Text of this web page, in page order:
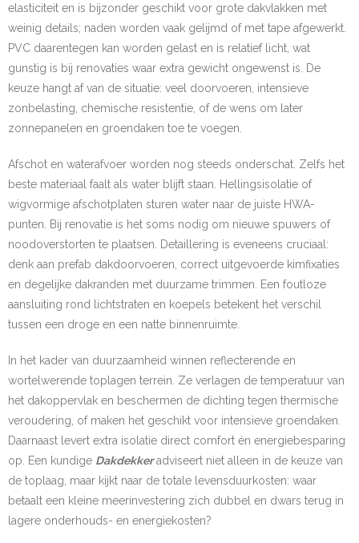
elasticiteit en is bijzonder geschikt voor grote dakvlakken met
weinig details; naden worden vaak gelijmd of met tape afgewerkt.
PVC daarentegen kan worden gelast en is relatief licht, wat
gunstig is bij renovaties waar extra gewicht ongewenst is. De
keuze hangt af van de situatie: veel doorvoeren, intensieve
zonbelasting, chemische resistentie, of de wens om later
zonnepanelen en groendaken toe te voegen.
Afschot en waterafvoer worden nog steeds onderschat. Zelfs het
beste materiaal faalt als water blijft staan. Hellingsisolatie of
wigvormige afschotplaten sturen water naar de juiste HWA-
punten. Bij renovatie is het soms nodig om nieuwe spuwers of
noodoverstorten te plaatsen. Detaillering is eveneens cruciaal:
denk aan prefab dakdoorvoeren, correct uitgevoerde kimfixaties
en degelijke dakranden met duurzame trimmen. Een foutloze
aansluiting rond lichtstraten en koepels betekent het verschil
tussen een droge en een natte binnenruimte.
In het kader van duurzaamheid winnen reflecterende en
wortelwerende toplagen terrein. Ze verlagen de temperatuur van
het dakoppervlak en beschermen de dichting tegen thermische
veroudering, of maken het geschikt voor intensieve groendaken.
Daarnaast levert extra isolatie direct comfort én energiebesparing
op. Een kundige Dakdekkeradviseert niet alleen in de keuze van
de toplaag, maar kijkt naar de totale levensduurkosten: waar
betaalt een kleine meerinvestering zich dubbel en dwars terug in
lagere onderhouds- en energiekosten?